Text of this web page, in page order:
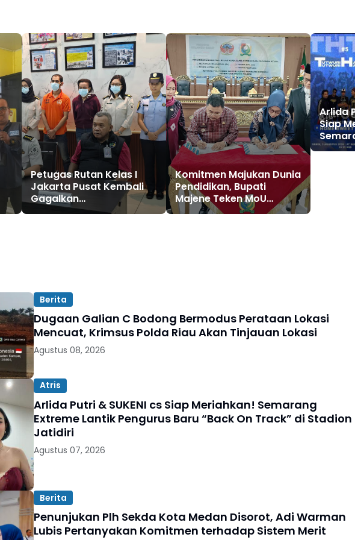
Petugas Rutan Kelas I
Jakarta Pusat Kembali
Gagalkan
Penyelundupan Diduga
Komitmen Majukan Dunia
Pendidikan, Bupati
Majene Teken MoU
Politeknik Negeri
Arlida
Siap
Berita
Dugaan Galian C Bodong Bermodus Perataan Lokasi
Mencuat, Krimsus Polda Riau Akan Tinjauan Lokasi
Agustus 08, 2026
Atris
Arlida Putri & SUKENI cs Siap Meriahkan! Semarang
Extreme Lantik Pengurus Baru “Back On Track” di Stadion
Jatidiri
Agustus 07, 2026
Berita
Penunjukan Plh Sekda Kota Medan Disorot, Adi Warman
Lubis Pertanyakan Komitmen terhadap Sistem Merit